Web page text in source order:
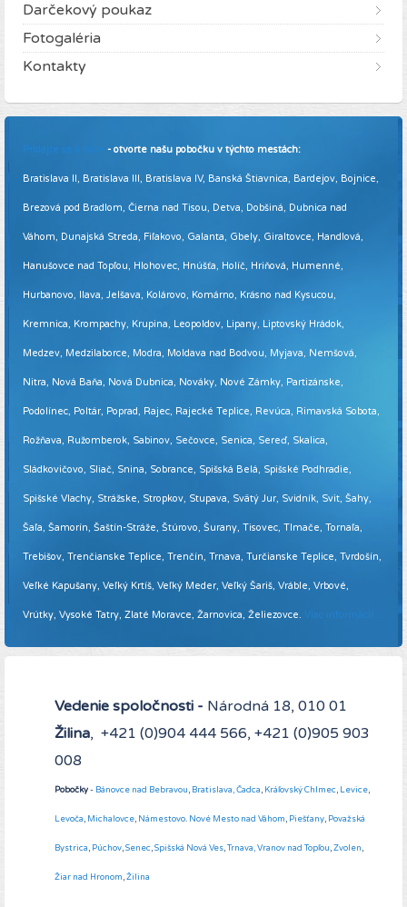
Darčekový poukaz
Fotogaléria
Kontakty
Pridajte sa k nám - otvorte našu pobočku v týchto mestách:
Bratislava II, Bratislava III, Bratislava IV, Banská Štiavnica, Bardejov, Bojnice,
Brezová pod Bradlom, Čierna nad Tisou, Detva, Dobšiná, Dubnica nad
Váhom, Dunajská Streda, Fiľakovo, Galanta, Gbely, Giraltovce, Handlová,
Hanušovce nad Topľou, Hlohovec, Hnúšťa, Holíč, Hriňová, Humenné,
Hurbanovo, Ilava, Jelšava, Kolárovo, Komárno, Krásno nad Kysucou,
Kremnica, Krompachy, Krupina, Leopoldov, Lipany, Liptovský Hrádok,
Medzev, Medzilaborce, Modra, Moldava nad Bodvou, Myjava, Nemšová,
Nitra, Nová Baňa, Nová Dubnica, Nováky, Nové Zámky, Partizánske,
Podolínec, Poltár, Poprad, Rajec, Rajecké Teplice, Revúca, Rimavská Sobota,
Rožňava, Ružomberok, Sabinov, Sečovce, Senica, Sereď, Skalica,
Sládkovičovo, Sliač, Snina, Sobrance, Spišská Belá, Spišské Podhradie,
Spišské Vlachy, Strážske, Stropkov, Stupava, Svätý Jur, Svidník, Svit, Šahy,
Šaľa, Šamorín, Šaštín-Stráže, Štúrovo, Šurany, Tisovec, Tlmače, Tornaľa,
Trebišov, Trenčianske Teplice, Trenčín, Trnava, Turčianske Teplice, Tvrdošín,
Veľké Kapušany, Veľký Krtíš, Veľký Meder, Veľký Šariš, Vráble, Vrbové,
Vrútky, Vysoké Tatry, Zlaté Moravce, Žarnovica, Želiezovce. Viac informácií ...
Vedenie spoločnosti - Národná 18, 010 01
Žilina, +421 (0)904 444 566, +421 (0)905 903
008
Pobočky- Bánovce nad Bebravou, Bratislava,Čadca, Kráľovský Chlmec, Levice,
Levoča, Michalovce, Námestovo. Nové Mesto nad Váhom, Piešťany, Považská
Bystrica, Púchov,Senec,Spišská Nová Ves,Trnava,Vranov nad Topľou,Zvolen,
Žiar nad Hronom,Žilina